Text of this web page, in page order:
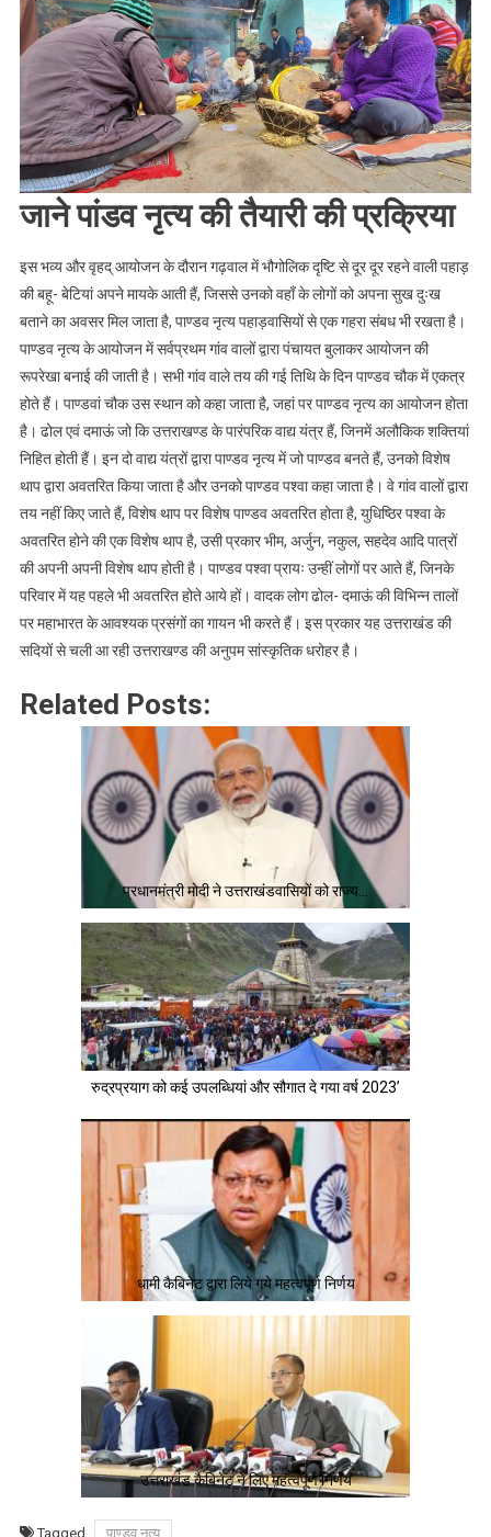
जाने पांडव नृत्य की तैयारी की प्रक्रिया
इस भव्य और वृहद् आयोजन के दौरान गढ़वाल में भौगोलिक दृष्टि से दूर दूर रहने वाली पहाड़
की बहू- बेटियां अपने मायके आती हैं, जिससे उनको वहाँ के लोगों को अपना सुख दुःख
बताने का अवसर मिल जाता है, पाण्डव नृत्य पहाड़वासियों से एक गहरा संबध भी रखता है।
पाण्डव नृत्य के आयोजन में सर्वप्रथम गांव वालों द्वारा पंचायत बुलाकर आयोजन की
रूपरेखा बनाई की जाती है। सभी गांव वाले तय की गई तिथि के दिन पाण्डव चौक में एकत्र
होते हैं। पाण्डवां चौक उस स्थान को कहा जाता है, जहां पर पाण्डव नृत्य का आयोजन होता
है। ढोल एवं दमाऊं जो कि उत्तराखण्ड के पारंपरिक वाद्य यंत्र हैं, जिनमें अलौकिक शक्तियां
निहित होती हैं। इन दो वाद्य यंत्रों द्वारा पाण्डव नृत्य में जो पाण्डव बनते हैं, उनको विशेष
थाप द्वारा अवतरित किया जाता है और उनको पाण्डव पश्वा कहा जाता है। वे गांव वालों द्वारा
तय नहीं किए जाते हैं, विशेष थाप पर विशेष पाण्डव अवतरित होता है, युधिष्ठिर पश्वा के
अवतरित होने की एक विशेष थाप है, उसी प्रकार भीम, अर्जुन, नकुल, सहदेव आदि पात्रों
की अपनी अपनी विशेष थाप होती है। पाण्डव पश्वा प्रायः उन्हीं लोगों पर आते हैं, जिनके
परिवार में यह पहले भी अवतरित होते आये हों। वादक लोग ढोल- दमाऊं की विभिन्न तालों
पर महाभारत के आवश्यक प्रसंगों का गायन भी करते हैं। इस प्रकार यह उत्तराखंड की
सदियों से चली आ रही उत्तराखण्ड की अनुपम सांस्कृतिक धरोहर है।
Related Posts:
प्रधानमंत्री मोदी ने उत्तराखंडवासियों को राज्य…
रुद्रप्रयाग को कई उपलब्धियां और सौगात दे गया वर्ष 2023’
धामी कैबिनेट द्वारा लिये गये महत्वपूर्ण निर्णय
उत्तराखंड कैबिनेट ने लिए महत्वपूर्ण निर्णय
Tagged पाण्डव नृत्य